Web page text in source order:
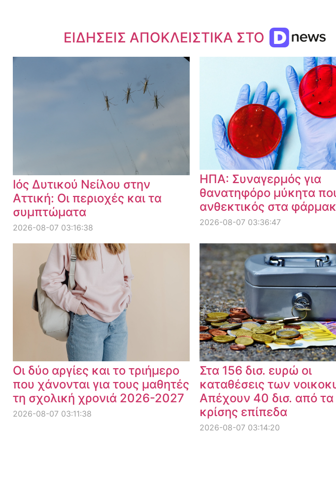
ΕΙΔΗΣΕΙΣ ΑΠΟΚΛΕΙΣΤΙΚΑ ΣΤΟ
Dnews.gr
Ιός Δυτικού Νείλου στην
Αττική: Οι περιοχές και τα
συμπτώματα
2026-08-07 03:16:38
ΗΠΑ: Συναγερμός για
θανατηφόρο μύκητα
ανθεκτικός στα
2026-08-07 03:36:47
Οι δύο αργίες και το τριήμερο
που χάνονται για τους μαθητές
τη σχολική χρονιά 2026-2027
2026-08-07 03:11:38
Στα 156 δισ. ευρώ οι
καταθέσεις των
Απέχουν 40 δισ. από
κρίσης επίπεδα
2026-08-07 03:14:20